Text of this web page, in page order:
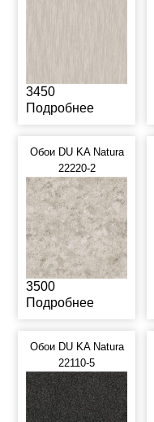
3450
Подробнее
Обои DU KA Natura
22220-2
3500
Подробнее
Обои DU KA Natura
22110-5